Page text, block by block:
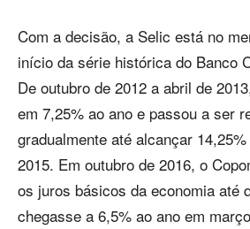
Com a decisão, a Selic está no
início da série histórica do Banco
De outubro de 2012 a abril de
em 7,25% ao ano e passou a ser
gradualmente até alcançar
2015. Em outubro de 2016, o
os juros básicos da economia até
chegasse a 6,5% ao ano em